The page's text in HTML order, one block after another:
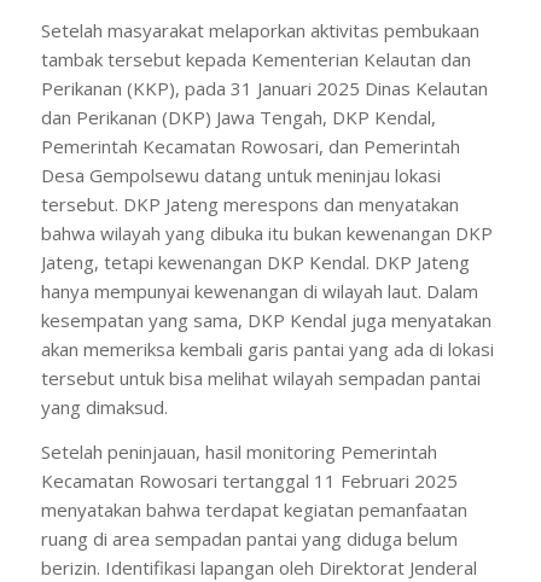
Setelah masyarakat melaporkan aktivitas pembukaan
tambak tersebut kepada Kementerian Kelautan dan
Perikanan (KKP), pada 31 Januari 2025 Dinas Kelautan
dan Perikanan (DKP) Jawa Tengah, DKP Kendal,
Pemerintah Kecamatan Rowosari, dan Pemerintah
Desa Gempolsewu datang untuk meninjau lokasi
tersebut. DKP Jateng merespons dan menyatakan
bahwa wilayah yang dibuka itu bukan kewenangan DKP
Jateng, tetapi kewenangan DKP Kendal. DKP Jateng
hanya mempunyai kewenangan di wilayah laut. Dalam
kesempatan yang sama, DKP Kendal juga menyatakan
akan memeriksa kembali garis pantai yang ada di lokasi
tersebut untuk bisa melihat wilayah sempadan pantai
yang dimaksud.
Setelah peninjauan, hasil monitoring Pemerintah
Kecamatan Rowosari tertanggal 11 Februari 2025
menyatakan bahwa terdapat kegiatan pemanfaatan
ruang di area sempadan pantai yang diduga belum
berizin. Identifikasi lapangan oleh Direktorat Jenderal